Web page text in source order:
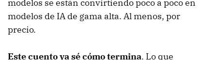
modelos se están convirtiendo poco a poco en
modelos de IA de gama alta. Al menos, por
precio.
Este cuento ya sé cómo termina. Lo que